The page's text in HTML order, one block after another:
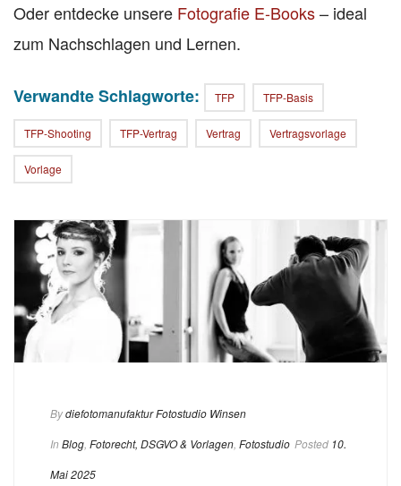
Oder entdecke unsere Fotografie E-Books– ideal
zum Nachschlagen und Lernen.
Verwandte Schlagworte: TFP TFP-Basis
TFP-Shooting TFP-Vertrag Vertrag Vertragsvorlage
Vorlage
Bydiefotomanufaktur Fotostudio Winsen
In Blog, Fotorecht, DSGVO & Vorlagen, Fotostudio Posted 10.
Mai 2025